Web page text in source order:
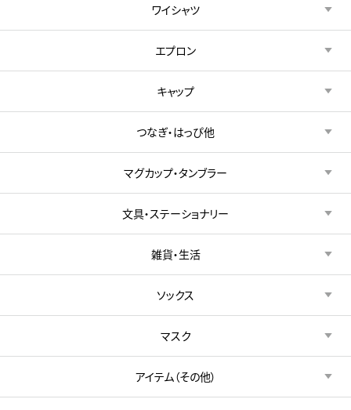
ワイシャツ
エプロン
キャップ
つなぎ・はっぴ他
マグカップ・タンブラー
文具・ステーショナリー
雑貨・生活
ソックス
マスク
アイテム（その他）